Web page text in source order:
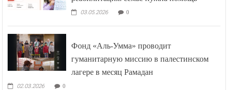
03.05.2026 0
Фонд «Аль-Умма» проводит
гуманитарную миссию в палестинском
лагере в месяц Рамадан
02.03.2026 0